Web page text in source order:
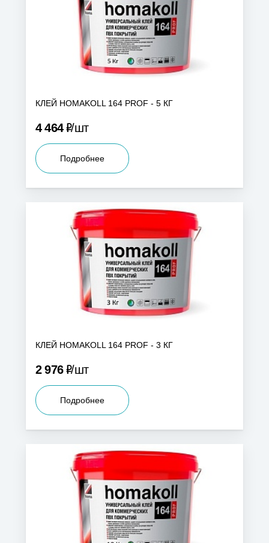
КЛЕЙ HOMAKOLL 164 PROF - 5 КГ
4 464Р шт
Подробнее
КЛЕЙ HOMAKOLL 164 PROF - 3 КГ
2 976Р шт
Подробнее